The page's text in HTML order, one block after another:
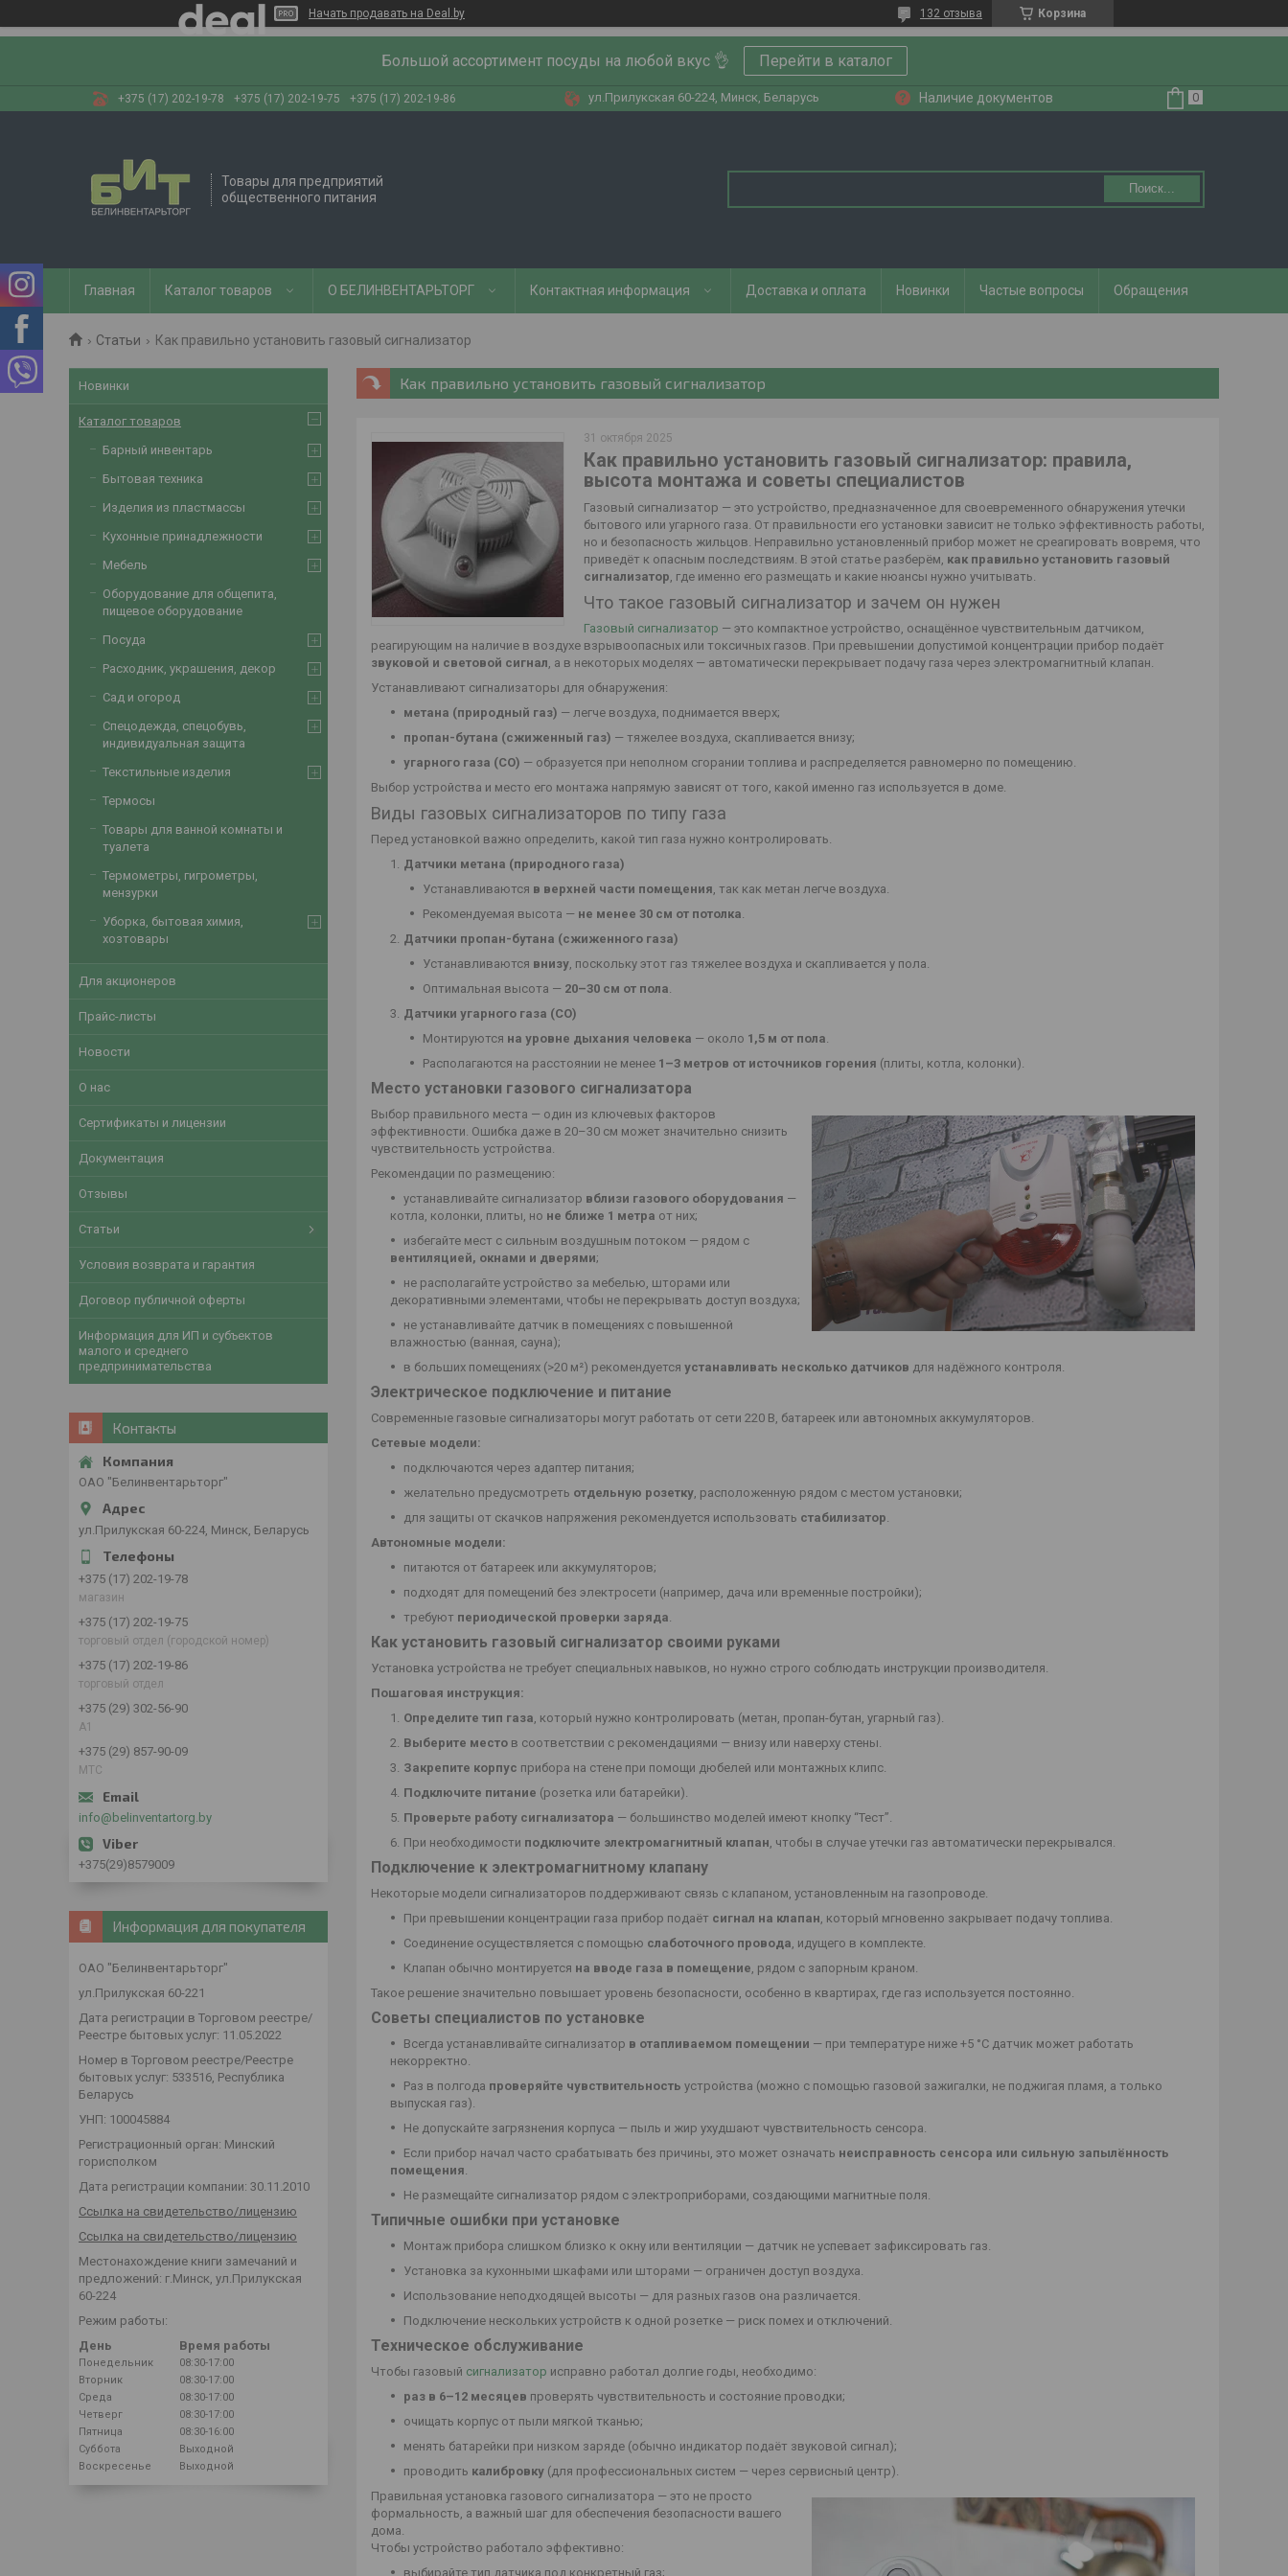
Начать продавать на Deal.by Корзина
132 отзыва
Большой ассортимент посуды на любой вкус 👌 Перейти в каталог
+375 (17) 202-19-78 +375 (17) 202-19-75 +375 (17) 202-19-86 ул.Прилукская 60-224, Минск, Беларусь Наличие документов
Товары для предприятий
общественного питания
Поиск...
Главная Каталог товаров О БЕЛИНВЕНТАРЬТОРГ Контактная информация Доставка и оплата Новинки Частые вопросы Обращения
Статьи Как правильно установить газовый сигнализатор
Как правильно установить газовый сигнализатор
31 октября 2025
Как правильно установить газовый сигнализатор: правила,
высота монтажа и советы специалистов
Газовый сигнализатор — это устройство, предназначенное для своевременного обнаружения утечки
бытового или угарного газа. От правильности его установки зависит не только эффективность работы,
но и безопасность жильцов. Неправильно установленный прибор может не среагировать вовремя, что
приведёт к опасным последствиям. В этой статье разберём, как правильно установить газовый
сигнализатор, где именно его размещать и какие нюансы нужно учитывать.
Что такое газовый сигнализатор и зачем он нужен
Газовый сигнализатор — это компактное устройство, оснащённое чувствительным датчиком,
реагирующим на наличие в воздухе взрывоопасных или токсичных газов. При превышении допустимой концентрации прибор подаёт
звуковой и световой сигнал, а в некоторых моделях — автоматически перекрывает подачу газа через электромагнитный клапан.
Устанавливают сигнализаторы для обнаружения:
метана (природный газ) — легче воздуха, поднимается вверх;
пропан-бутана (сжиженный газ) — тяжелее воздуха, скапливается внизу;
угарного газа (СО) — образуется при неполном сгорании топлива и распределяется равномерно по помещению.
Выбор устройства и место его монтажа напрямую зависят от того, какой именно газ используется в доме.
Виды газовых сигнализаторов по типу газа
Перед установкой важно определить, какой тип газа нужно контролировать.
Датчики метана (природного газа)
Устанавливаются в верхней части помещения, так как метан легче воздуха.
Рекомендуемая высота — не менее 30 см от потолка.
Датчики пропан-бутана (сжиженного газа)
Устанавливаются внизу, поскольку этот газ тяжелее воздуха и скапливается у пола.
Оптимальная высота — 20–30 см от пола.
Датчики угарного газа (СО)
Монтируются на уровне дыхания человека — около 1,5 м от пола.
Располагаются на расстоянии не менее 1–3 метров от источников горения (плиты, котла, колонки).
Место установки газового сигнализатора
Выбор правильного места — один из ключевых факторов
эффективности. Ошибка даже в 20–30 см может значительно снизить
чувствительность устройства.
Рекомендации по размещению:
устанавливайте сигнализатор вблизи газового оборудования —
котла, колонки, плиты, но не ближе 1 метра от них;
избегайте мест с сильным воздушным потоком — рядом с
вентиляцией, окнами и дверями;
не располагайте устройство за мебелью, шторами или
декоративными элементами, чтобы не перекрывать доступ воздуха;
не устанавливайте датчик в помещениях с повышенной
влажностью (ванная, сауна);
в больших помещениях (>20 м²) рекомендуется устанавливать несколько датчиков для надёжного контроля.
Электрическое подключение и питание
Современные газовые сигнализаторы могут работать от сети 220 В, батареек или автономных аккумуляторов.
Сетевые модели:
подключаются через адаптер питания;
желательно предусмотреть отдельную розетку, расположенную рядом с местом установки;
для защиты от скачков напряжения рекомендуется использовать стабилизатор.
Автономные модели:
питаются от батареек или аккумуляторов;
подходят для помещений без электросети (например, дача или временные постройки);
требуют периодической проверки заряда.
Как установить газовый сигнализатор своими руками
Установка устройства не требует специальных навыков, но нужно строго соблюдать инструкции производителя.
Пошаговая инструкция:
Определите тип газа, который нужно контролировать (метан, пропан-бутан, угарный газ).
Выберите место в соответствии с рекомендациями — внизу или наверху стены.
Закрепите корпус прибора на стене при помощи дюбелей или монтажных клипс.
Подключите питание (розетка или батарейки).
Проверьте работу сигнализатора — большинство моделей имеют кнопку “Тест”.
При необходимости подключите электромагнитный клапан, чтобы в случае утечки газ автоматически перекрывался.
Подключение к электромагнитному клапану
Некоторые модели сигнализаторов поддерживают связь с клапаном, установленным на газопроводе.
При превышении концентрации газа прибор подаёт сигнал на клапан, который мгновенно закрывает подачу топлива.
Соединение осуществляется с помощью слаботочного провода, идущего в комплекте.
Клапан обычно монтируется на вводе газа в помещение, рядом с запорным краном.
Такое решение значительно повышает уровень безопасности, особенно в квартирах, где газ используется постоянно.
Советы специалистов по установке
Всегда устанавливайте сигнализатор в отапливаемом помещении — при температуре ниже +5 °C датчик может работать
некорректно.
Раз в полгода проверяйте чувствительность устройства (можно с помощью газовой зажигалки, не поджигая пламя, а только
выпуская газ).
Не допускайте загрязнения корпуса — пыль и жир ухудшают чувствительность сенсора.
Если прибор начал часто срабатывать без причины, это может означать неисправность сенсора или сильную запылённость
помещения.
Не размещайте сигнализатор рядом с электроприборами, создающими магнитные поля.
Типичные ошибки при установке
Монтаж прибора слишком близко к окну или вентиляции — датчик не успевает зафиксировать газ.
Установка за кухонными шкафами или шторами — ограничен доступ воздуха.
Использование неподходящей высоты — для разных газов она различается.
Подключение нескольких устройств к одной розетке — риск помех и отключений.
Техническое обслуживание
Чтобы газовый сигнализатор исправно работал долгие годы, необходимо:
раз в 6–12 месяцев проверять чувствительность и состояние проводки;
очищать корпус от пыли мягкой тканью;
менять батарейки при низком заряде (обычно индикатор подаёт звуковой сигнал);
проводить калибровку (для профессиональных систем — через сервисный центр).
Правильная установка газового сигнализатора — это не просто
формальность, а важный шаг для обеспечения безопасности вашего
дома.
Чтобы устройство работало эффективно:
выбирайте тип датчика под конкретный газ;
Новинки
Каталог товаров
Барный инвентарь
Бытовая техника
Изделия из пластмассы
Кухонные принадлежности
Мебель
Оборудование для общепита,
пищевое оборудование
Посуда
Расходник, украшения, декор
Сад и огород
Спецодежда, спецобувь,
индивидуальная защита
Текстильные изделия
Термосы
Товары для ванной комнаты и
туалета
Термометры, гигрометры,
мензурки
Уборка, бытовая химия,
хозтовары
Для акционеров
Прайс-листы
Новости
О нас
Сертификаты и лицензии
Документация
Отзывы
Статьи
Условия возврата и гарантия
Договор публичной оферты
Информация для ИП и субъектов
малого и среднего
предпринимательства
Контакты
ОАО "Белинвентарьторг"
ул.Прилукская 60-224, Минск, Беларусь
+375 (17) 202-19-78
магазин
+375 (17) 202-19-75
торговый отдел (городской номер)
+375 (17) 202-19-86
торговый отдел
+375 (29) 302-56-90
А1
+375 (29) 857-90-09
МТС
info@belinventartorg.by
+375(29)8579009
Информация для покупателя
ОАО "Белинвентарьторг"
ул.Прилукская 60-221
Дата регистрации в Торговом реестре/
Реестре бытовых услуг: 11.05.2022
Номер в Торговом реестре/Реестре
бытовых услуг: 533516, Республика
Беларусь
УНП: 100045884
Регистрационный орган: Минский
горисполком
Дата регистрации компании: 30.11.2010
Ссылка на свидетельство/лицензию
Ссылка на свидетельство/лицензию
Местонахождение книги замечаний и
предложений: г.Минск, ул.Прилукская
60-224
Режим работы:
День
Время работы
Понедельник
08:30-17:00
Вторник
08:30-17:00
Среда
08:30-17:00
Четверг
08:30-17:00
Пятница
08:30-16:00
Суббота
Выходной
Воскресенье
Выходной